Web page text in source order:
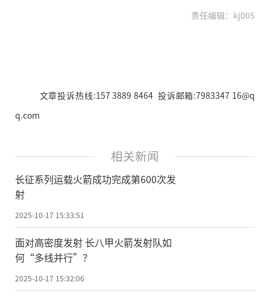
责任编辑：kj005
文章投诉热线:157 3889 8464 投诉邮箱:7983347 16@q
q.com
相关新闻
长征系列运载火箭成功完成第600次发
射
2025-10-17 15:33:51
面对高密度发射 长八甲火箭发射队如
何“多线并行”？
2025-10-17 15:32:06